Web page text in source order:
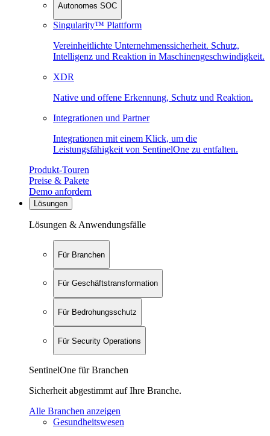
Autonomes SOC
Singularity™ Plattform
Vereinheitlichte Unternehmenssicherheit. Schutz,
Intelligenz und Reaktion in Maschinen­geschwindigkeit.
XDR
Native und offene Erkennung, Schutz und Reaktion.
Integrationen und Partner
Integrationen mit einem Klick, um die
Leistungsfähigkeit von SentinelOne zu entfalten.
Produkt-Touren
Preise & Pakete
Demo anfordern
Lösungen
Lösungen & Anwendungsfälle
Für Branchen
Für Geschäftstransformation
Für Bedrohungsschutz
Für Security Operations
SentinelOne für Branchen
Sicherheit abgestimmt auf Ihre Branche.
Alle Branchen anzeigen
Gesundheitswesen